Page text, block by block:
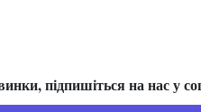
підпишіться на нас у